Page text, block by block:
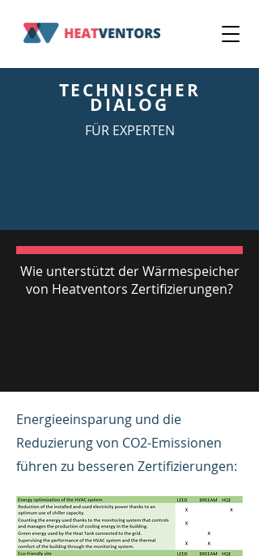
TECHNISCHER
DIALOG
FÜR EXPERTEN
Wie unterstützt der Wärmespeicher
von Heatventors Zertifizierungen?
Energieeinsparung und die
Reduzierung von CO2-Emissionen
führen zu besseren Zertifizierungen: